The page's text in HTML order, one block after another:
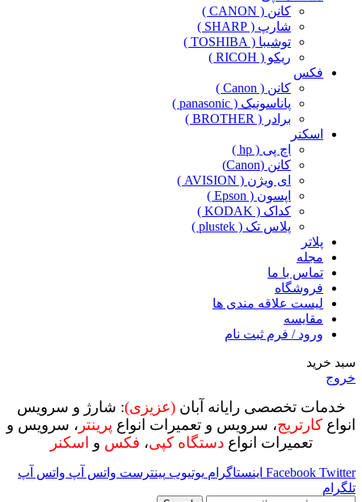
کانن ( CANON )
شارپ ( SHARP )
توشیبا ( TOSHIBA )
ریکو ( RICOH )
فکس
کانن ( Canon )
پاناسونیک ( panasonic )
برادر ( BROTHER )
اسکنر
اچ پی ( hp )
کانن (Canon)
ای ویژن ( AVISION )
اپسون ( Epson )
کداک ( KODAK )
پلاس تک ( plustek )
پلاتر
مجله
تماس با ما
فروشگاه
لیست علاقه مندی ها
مقایسه
ورود / فرم ثبت نام
سبد خرید
خروج
خدمات تخصصی رایانه آبان (عزیزی): شارژ و سرویس
انواع کارتریج، سرویس و تعمیرات انواع پرینتر ، سرویس و
تعمیرات انواعدستگاه کپی، فکس و اسکنر
Facebook Twitter اینستاگرام یوتیوب پینترست واتس آپ واتس آپ
تلگرام